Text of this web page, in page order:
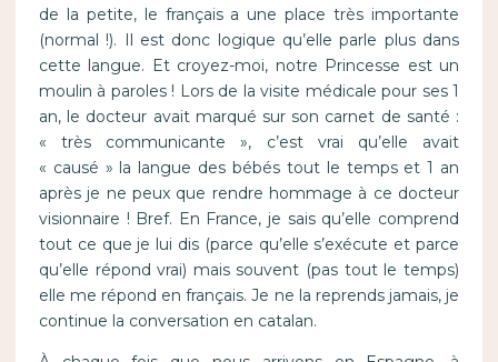
de la petite, le français a une place très importante
(normal !). Il est donc logique qu’elle parle plus dans
cette langue. Et croyez-moi, notre Princesse est un
moulin à paroles ! Lors de la visite médicale pour ses 1
an, le docteur avait marqué sur son carnet de santé :
« très communicante », c’est vrai qu’elle avait
« causé » la langue des bébés tout le temps et 1 an
après je ne peux que rendre hommage à ce docteur
visionnaire ! Bref. En France, je sais qu’elle comprend
tout ce que je lui dis (parce qu’elle s’exécute et parce
qu’elle répond vrai) mais souvent (pas tout le temps)
elle me répond en français. Je ne la reprends jamais, je
continue la conversation en catalan.